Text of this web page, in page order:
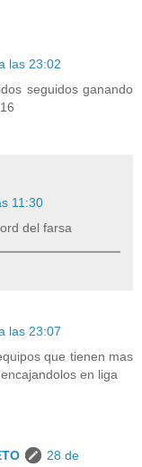
las 23:02
seguidos ganando
11:30
del farsa
las 23:07
que tienen mas
en liga
28 de